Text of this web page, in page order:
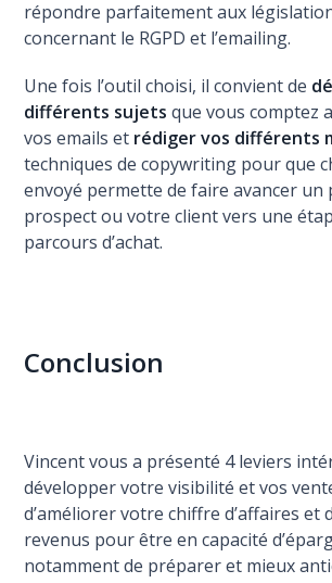
répondre parfaitement aux
concernant le RGPD et l’emailing.
Une fois l’outil choisi, il convient de
différents sujets que vous comptez
vos emails et rédiger vos différents
techniques de copywriting pour que
envoyé permette de faire avancer un
prospect ou votre client vers une
parcours d’achat.
Conclusion
Vincent vous a présenté 4 leviers
développer votre visibilité et vos
d’améliorer votre chiffre d’affaires et
revenus pour être en capacité
notamment de préparer et mieux